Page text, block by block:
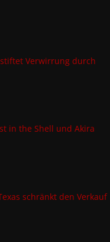
Verwirrung durch
in the Shell und Akira
schränkt den Verkauf